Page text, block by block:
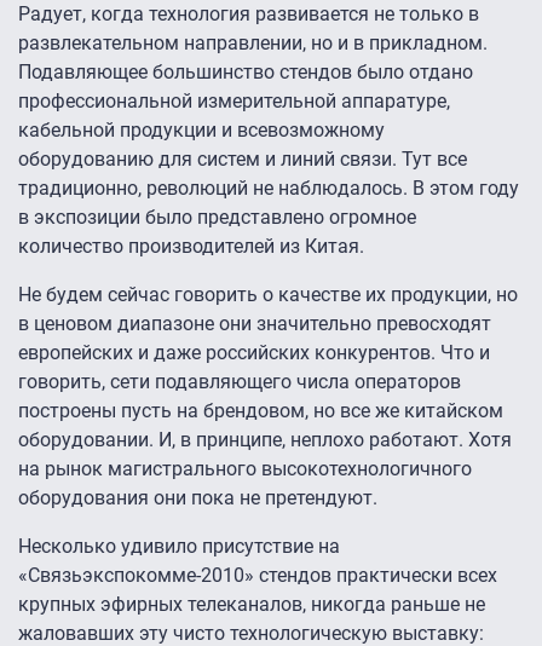
Радует, когда технология развивается не только в
развлекательном направлении, но и в прикладном.
Подавляющее большинство стендов было отдано
профессиональной измерительной аппаратуре,
кабельной продукции и всевозможному
оборудованию для систем и линий связи. Тут все
традиционно, революций не наблюдалось. В этом году
в экспозиции было представлено огромное
количество производителей из Китая.
Не будем сейчас говорить о качестве их продукции, но
в ценовом диапазоне они значительно превосходят
европейских и даже российских конкурентов. Что и
говорить, сети подавляющего числа операторов
построены пусть на брендовом, но все же китайском
оборудовании. И, в принципе, неплохо работают. Хотя
на рынок магистрального высокотехнологичного
оборудования они пока не претендуют.
Несколько удивило присутствие на
«Связьэкспокомме-2010» стендов практически всех
крупных эфирных телеканалов, никогда раньше не
жаловавших эту чисто технологическую выставку: